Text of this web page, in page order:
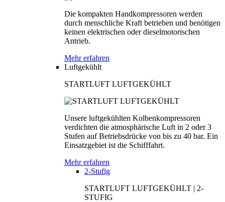
Die kompakten Handkompressoren werden
durch menschliche Kraft betrieben und benötigen
keinen elektrischen oder dieselmotorischen
Antrieb.
Mehr erfahren
Luftgekühlt
STARTLUFT LUFTGEKÜHLT
Unsere luftgekühlten Kolbenkompressoren
verdichten die atmosphärische Luft in 2 oder 3
Stufen auf Betriebsdrücke von bis zu 40 bar. Ein
Einsatzgebiet ist die Schifffahrt.
Mehr erfahren
2-Stufig
STARTLUFT LUFTGEKÜHLT | 2-
STUFIG